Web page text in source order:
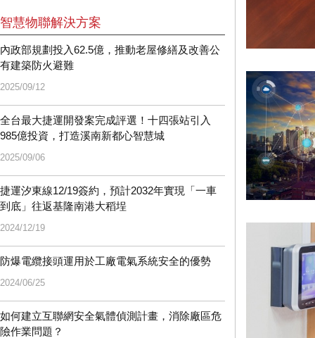
智慧物聯解決方案
內政部規劃投入62.5億，推動老屋修繕及改善公
有建築防火避難
2025/09/12
全台最大捷運開發案完成評選！十四張站引入
985億投資，打造溪南新都心智慧城
2025/09/06
捷運汐東線12/19簽約，預計2032年實現「一車
到底」往返基隆南港大稻埕
2024/12/19
防爆電纜接頭運用於工廠電氣系統安全的優勢
2024/06/25
如何建立互聯網安全氣體偵測計畫，消除廠區危
險作業問題？